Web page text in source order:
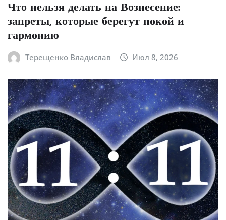
Что нельзя делать на Вознесение:
запреты, которые берегут покой и
гармонию
Терещенко Владислав Июл 8, 2026